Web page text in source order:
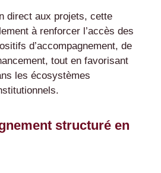
direct aux projets, cette
à renforcer l’accès des
d’accompagnement, de
tout en favorisant
les écosystèmes
structuré en